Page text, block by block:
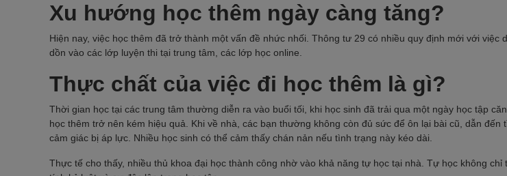
Xu hướng học thêm ngày càng tăng?
Hiện nay, việc học thêm đã trở thành một vấn đề nhức nhối. Thông tư 29 có nhiều quy định mới với việc
dồn vào các lớp luyện thi tại trung tâm, các lớp học online.
Thực chất của việc đi học thêm là gì?
Thời gian học tại các trung tâm thường diễn ra vào buổi tối, khi học sinh đã trải qua một ngày học tập
học thêm trở nên kém hiệu quả. Khi về nhà, các bạn thường không còn đủ sức để ôn lại bài cũ, dẫn đến
cảm giác bị áp lực. Nhiều học sinh có thể cảm thấy chán nản nếu tình trạng này kéo dài.
Thực tế cho thấy, nhiều thủ khoa đại học thành công nhờ vào khả năng tự học tại nhà. Tự học không chỉ